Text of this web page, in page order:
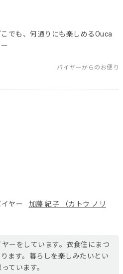
でも、何通りにも楽しめるOuca
バイヤーからのお便り
ヤー
加藤 紀子 （カトウ ノリ
ーをしています。衣食住にまつ
ます。暮らしを楽しみたいとい
ています。